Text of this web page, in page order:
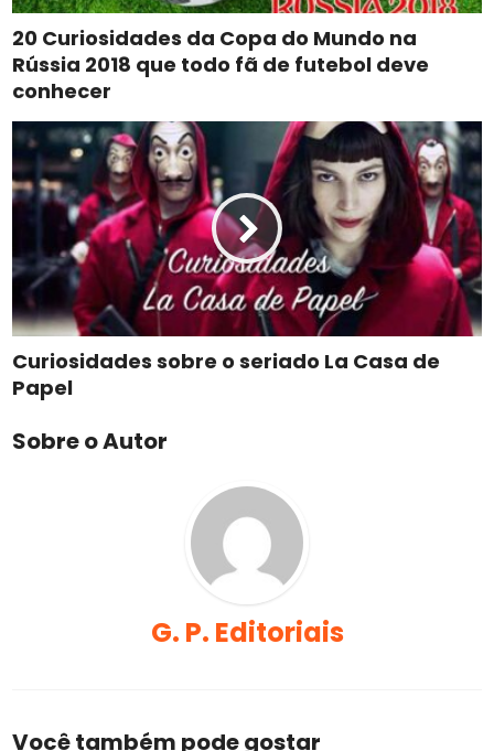
20 Curiosidades da Copa do Mundo na
Rússia 2018 que todo fã de futebol deve
conhecer
Curiosidades sobre o seriado La Casa de
Papel
Sobre o Autor
G. P. Editoriais
Você também pode gostar